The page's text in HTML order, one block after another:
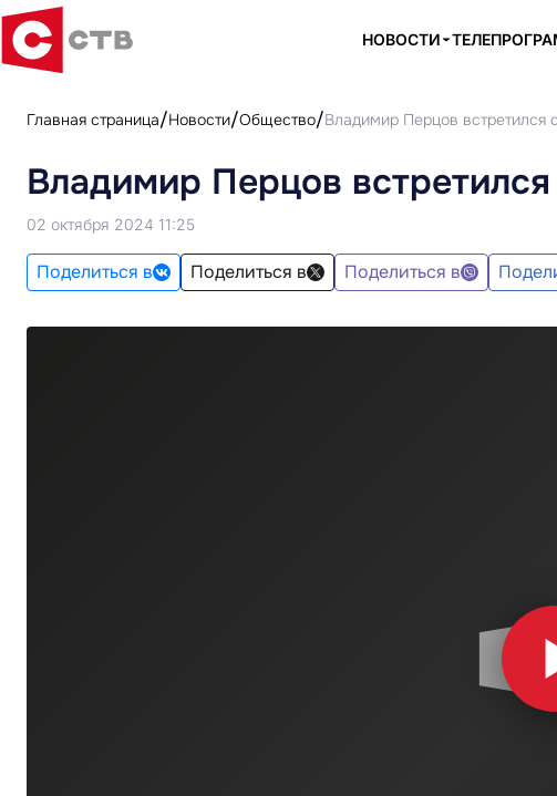
НОВОСТИ
Главная страница Новости Общество Владимир Перцов встретился
Владимир Перцов
02 октября 2024 11:25
Поделиться в Поделиться в Поделиться в